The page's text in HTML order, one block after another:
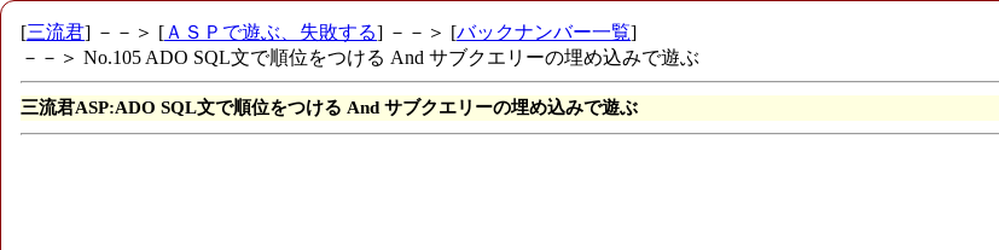
[三流君] －－＞ [ ＡＳＰで遊ぶ、失敗する] －－＞ [バックナンバー一覧]
－－＞ No.105 ADO SQL文で順位をつける And サブクエリーの埋め込みで遊ぶ
三流君ASP:ADO SQL文で順位をつける And サブクエリーの埋め込みで遊ぶ